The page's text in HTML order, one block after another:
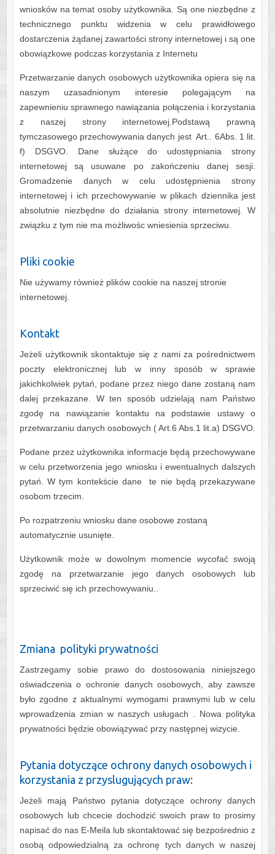
wniosków na temat osoby użytkownika. Są one niezbędne z
technicznego punktu widzenia w celu prawidłowego
dostarczenia żądanej zawartości strony internetowej i są one
obowiązkowe podczas korzystania z Internetu
Przetwarzanie danych osobowych użytkownika opiera się na
naszym uzasadnionym interesie polegającym na
zapewnieniu sprawnego nawiązania połączenia i korzystania
z naszej strony internetowej.Podstawą prawną
tymczasowego przechowywania danych jest Art.. 6Abs. 1 lit.
f) DSGVO. Dane służące do udostępniania strony
internetowej są usuwane po zakończeniu danej sesji.
Gromadzenie danych w celu udostępnienia strony
internetowej i ich przechowywanie w plikach dziennika jest
absolutnie niezbędne do działania strony internetowej. W
związku z tym nie ma możliwośc wniesienia sprzeciwu.
Pliki cookie
Nie używamy również plików cookie na naszej stronie
internetowej.
Kontakt
Jeżeli użytkownik skontaktuje się z nami za pośrednictwem
poczty elektronicznej lub w inny sposób w sprawie
jakichkolwiek pytań, podane przez niego dane zostaną nam
dalej przekazane. W ten sposób udzielają nam Państwo
zgodę na nawiązanie kontaktu na podstawie ustawy o
przetwarzaniu danych osobowych ( Art.6 Abs.1 lit.a) DSGVO.
Podane przez użytkownika informacje będą przechowywane
w celu przetworzenia jego wniosku i ewentualnych dalszych
pytań. W tym kontekście dane te nie będą przekazywane
osobom trzecim.
Po rozpatrzeniu wniosku dane osobowe zostaną
automatycznie usunięte.
Użytkownik może w dowolnym momencie wycofać swoją
zgodę na przetwarzanie jego danych osobowych lub
sprzeciwić się ich przechowywaniu..
Zmiana polityki prywatności
Zastrzegamy sobie prawo do dostosowania niniejszego
oświadczenia o ochronie danych osobowych, aby zawsze
było zgodne z aktualnymi wymogami prawnymi lub w celu
wprowadzenia zmian w naszych usługach . Nowa polityka
prywatności będzie obowiązywać przy następnej wizycie.
Pytania dotyczące ochrony danych osobowych i
korzystania z przyslugujących praw:
Jeżeli mają Państwo pytania dotyczące ochrony danych
osobowych lub chcecie dochodzić swoich praw to prosimy
napisać do nas E-Meila lub skontaktować się bezpośrednio z
osobą odpowiedzialną za ochronę tych danych w naszej